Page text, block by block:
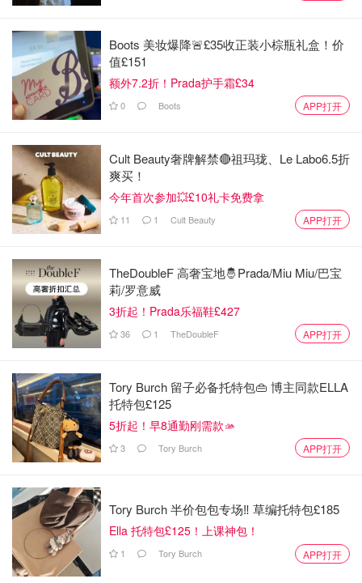
旅行社图片（侵删）
费用及行程亮点👀
💰团费💰：$2600（每人）12晚11天
⚠️：以上该费用不包含美国往返机票，签证费用以及旅行期
间的6餐。
🚌行程高光时刻（选取了我们比较在意的）🚌：
1. 里斯本贝伦塔甜品店蛋挞(2 只蛋挞+1 杯咖啡);
2. Parador 古堡酒店🏨餐厅享用正统西式三道式丰盛晚餐;
3. 特色烤乳猪餐三道式；
4. 伯纳乌球场球员餐厅著名的“ZEN”餐厅用餐
5. 牛尾餐三道式
6. 佛拉明哥秀三道式餐
Boots 美妆爆降🚨£35收正装小棕瓶礼盒！价
值£151
额外7.2折！Prada护手霜£34
0 Boots APP打开
Cult Beauty奢牌解禁🔴祖玛珑、Le Labo6.5折
爽买！
今年首次参加💥£10礼卡免费拿
11 1 Cult Beauty APP打开
TheDoubleF 高奢宝地🤴Prada/Miu Miu/巴宝
莉/罗意威
3折起！Prada乐福鞋£427
36 1 TheDoubleF APP打开
Tory Burch 留子必备托特包👜 博主同款ELLA
托特包£125
5折起！早8通勤刚需款🫴
3 Tory Burch APP打开
Tory Burch 半价包包专场‼️ 草编托特包£185
Ella 托特包£125！上课神包！
1 Tory Burch APP打开